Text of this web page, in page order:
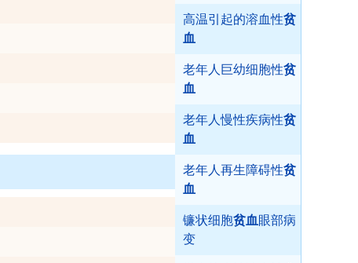
高温引起的溶血性贫
血
老年人巨幼细胞性贫
血
老年人慢性疾病性贫
血
老年人再生障碍性贫
血
镰状细胞贫血 眼部病
变